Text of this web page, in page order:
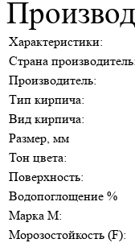
Характеристики:
Страна производитель:
Производитель:
Тип кирпича:
Вид кирпича:
Размер, мм
Тон цвета:
Поверхность:
Водопоглощение %
Марка М:
Морозостойкость (F):